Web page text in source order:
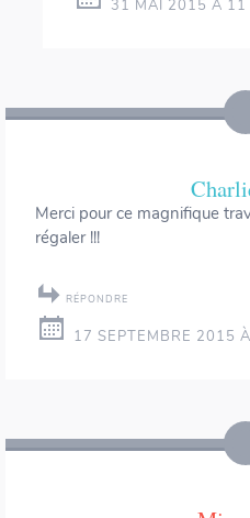
31 MAI 2015 À 11
Merci pour ce magnifique
régaler !!!
RÉPONDRE
17 SEPTEMBRE 2015